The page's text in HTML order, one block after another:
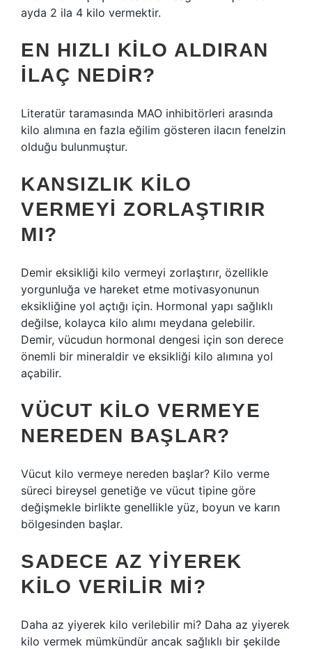
ayda 2 ila 4 kilo vermektir.
EN HIZLI KILO ALDIRAN
ILAÇ NEDIR?
Literatür taramasında MAO inhibitörleri arasında
kilo alımına en fazla eğilim gösteren ilacın fenelzin
olduğu bulunmuştur.
KANSIZLIK KILO
VERMEYI ZORLAŞTIRIR
MI?
Demir eksikliği kilo vermeyi zorlaştırır, özellikle
yorgunluğa ve hareket etme motivasyonunun
eksikliğine yol açtığı için. Hormonal yapı sağlıklı
değilse, kolayca kilo alımı meydana gelebilir.
Demir, vücudun hormonal dengesi için son derece
önemli bir mineraldir ve eksikliği kilo alımına yol
açabilir.
VÜCUT KILO VERMEYE
NEREDEN BAŞLAR?
Vücut kilo vermeye nereden başlar? Kilo verme
süreci bireysel genetiğe ve vücut tipine göre
değişmekle birlikte genellikle yüz, boyun ve karın
bölgesinden başlar.
SADECE AZ YIYEREK
KILO VERILIR MI?
Daha az yiyerek kilo verilebilir mi? Daha az yiyerek
kilo vermek mümkündür ancak sağlıklı bir şekilde